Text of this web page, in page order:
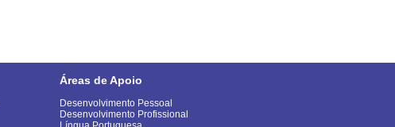
Áreas de Apoio
Desenvolvimento Pessoal
Desenvolvimento Profissional